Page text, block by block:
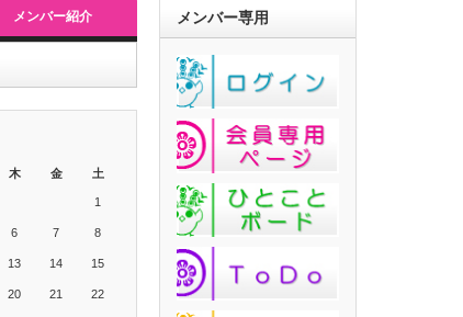
メンバー紹介
木 金 土
1
6 7 8
13 14 15
20 21 22
メンバー専用